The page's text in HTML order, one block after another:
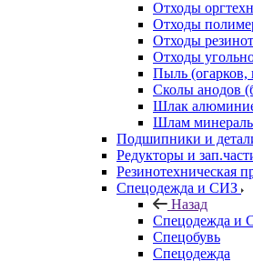
Отходы
Отходы
Отходы
Отходы
Пыль (огарков,
Сколы анодов
Шлак
Шлам
Подшипники и
Редукторы и
Резинотехническая
Спецодежда и СИЗ
Назад
Спецодежда и
Спецобувь
Спецодежда